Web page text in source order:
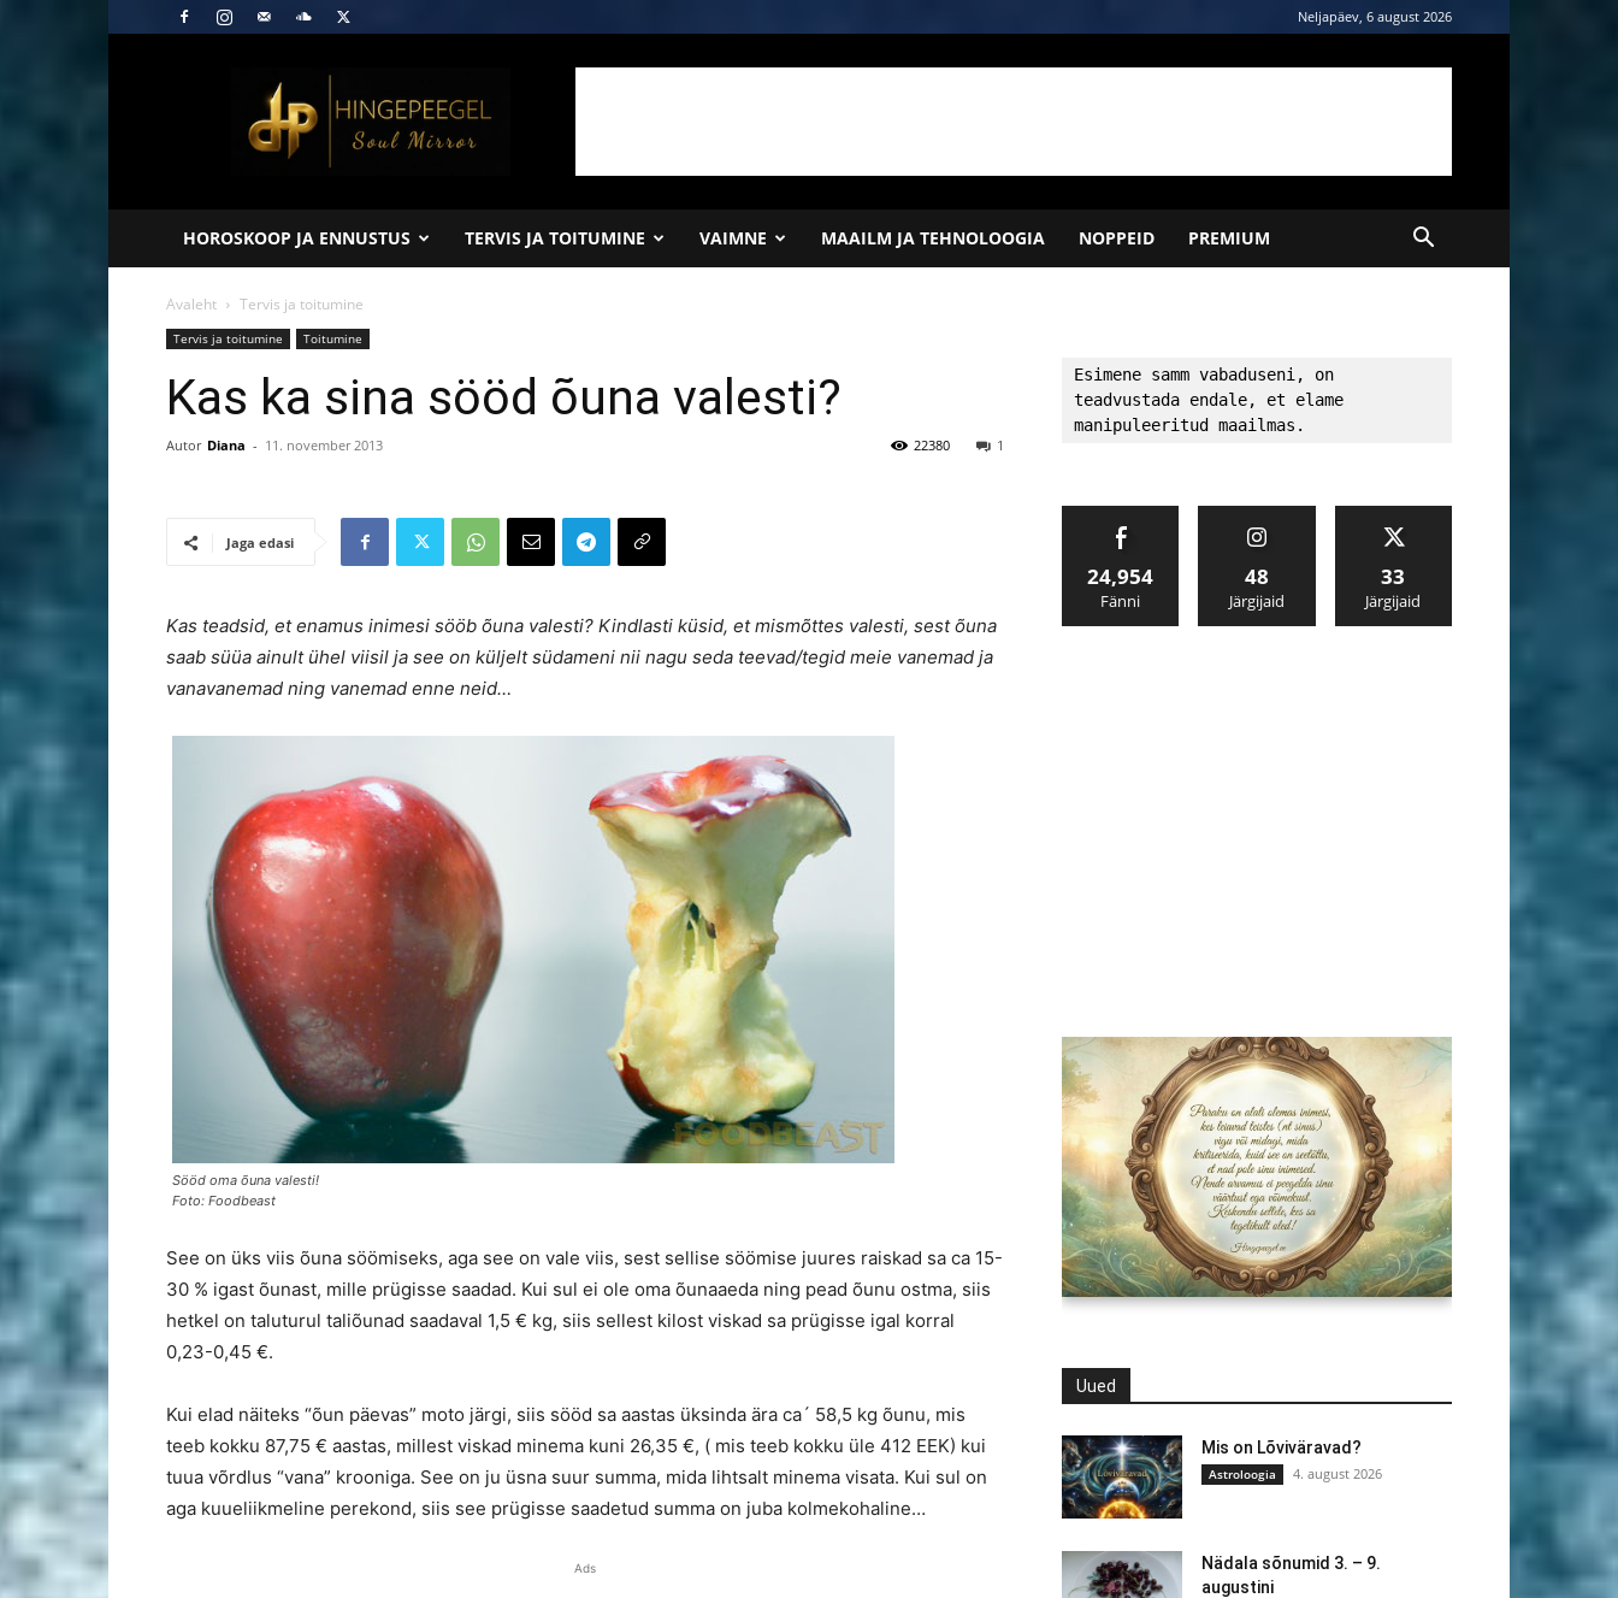
Neljapäev, 6 august 2026
Hingepeegel
HOROSKOOP JA ENNUSTUS TERVIS JA TOITUMINE VAIMNE MAAILM JA TEHNOLOOGIA NOPPEID PREMIUM
Avaleht Tervis ja toitumine
Tervis ja toitumine Toitumine
Kas ka sina sööd õuna valesti?
Autor Diana - 11. november 2013 1
22380
Jaga edasi
Kas teadsid, et enamus inimesi sööb õuna valesti? Kindlasti küsid, et mismõttes valesti, sest õuna
saab süüa ainult ühel viisil ja see on küljelt südameni nii nagu seda teevad/tegid meie vanemad ja
vanavanemad ning vanemad enne neid…
Sööd oma õuna valesti!
Foto: Foodbeast
See on üks viis õuna söömiseks, aga see on vale viis, sest sellise söömise juures raiskad sa ca 15-
30 % igast õunast, mille prügisse saadad. Kui sul ei ole oma õunaaeda ning pead õunu ostma, siis
hetkel on taluturul taliõunad saadaval 1,5 € kg, siis sellest kilost viskad sa prügisse igal korral
0,23-0,45 €.
Kui elad näiteks “õun päevas” moto järgi, siis sööd sa aastas üksinda ära ca´ 58,5 kg õunu, mis
teeb kokku 87,75 € aastas, millest viskad minema kuni 26,35 €, ( mis teeb kokku üle 412 EEK) kui
tuua võrdlus “vana” krooniga. See on ju üsna suur summa, mida lihtsalt minema visata. Kui sul on
aga kuueliikmeline perekond, siis see prügisse saadetud summa on juba kolmekohaline…
Ads
Esimene samm vabaduseni, on
teadvustada endale, et elame
manipuleeritud maailmas.
24,954
Fänni
48
Järgijaid
33
Järgijaid
Uued
Mis on Lõviväravad?
Astroloogia 4. august 2026
Nädala sõnumid 3. – 9.
augustini